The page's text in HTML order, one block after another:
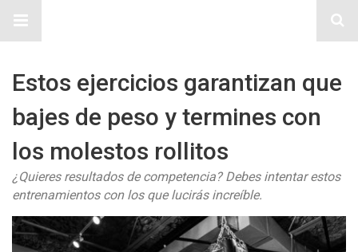
Estos ejercicios garantizan que
bajes de peso y termines con
los molestos rollitos
¿Quieres resultados de competencia? Debes intentar estos
entrenamientos con los que lucirás increíble.